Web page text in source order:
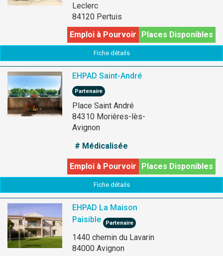
Leclerc
84120 Pertuis
Places Disponibles
Emploi à Pourvoir
Fiche détails
EHPAD Saint-André
Partenaire
Place Saint André
84310 Morières-lès-
Avignon
# Médicalisée
Places Disponibles
Emploi à Pourvoir
Fiche détails
EHPAD La Maison
Paisible
Partenaire
1440 chemin du Lavarin
84000 Avignon